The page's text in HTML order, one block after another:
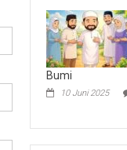
Bumi
10 Juni 2025